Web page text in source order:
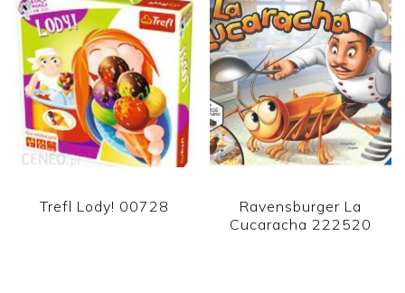
Trefl Lody! 00728
Ravensburger La
Cucaracha 222520